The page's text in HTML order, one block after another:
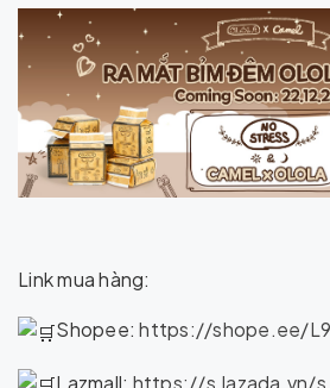
Link mua hàng:
Shopee:https://shope.ee/
Lazmall: https://s.lazada.vn/